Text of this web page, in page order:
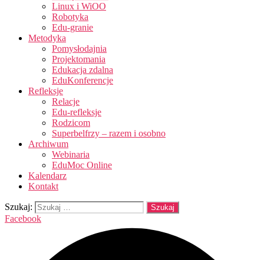
Linux i WiOO
Robotyka
Edu-granie
Metodyka
Pomysłodajnia
Projektomania
Edukacja zdalna
EduKonferencje
Refleksje
Relacje
Edu-refleksje
Rodzicom
Superbelfrzy – razem i osobno
Archiwum
Webinaria
EduMoc Online
Kalendarz
Kontakt
Szukaj:
Facebook